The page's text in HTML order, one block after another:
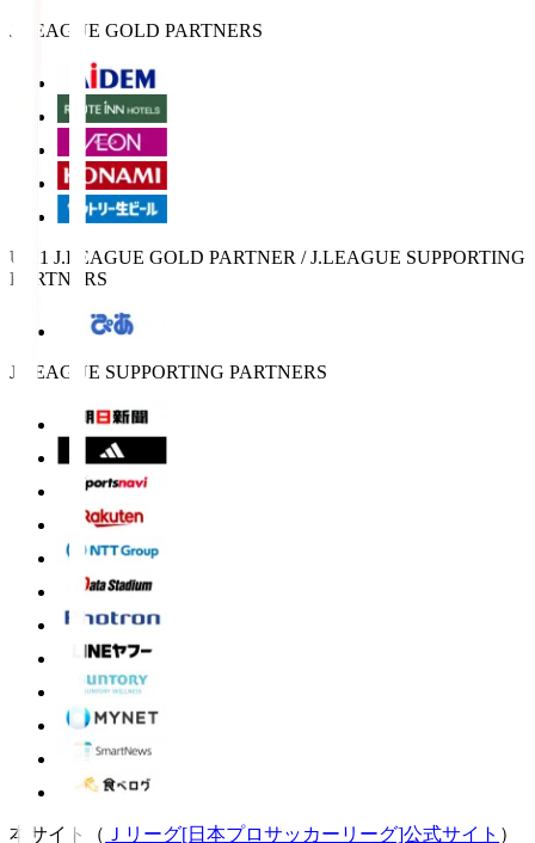
J.LEAGUE GOLD PARTNERS
U-21 J.LEAGUE GOLD PARTNER / J.LEAGUE SUPPORTING
PARTNERS
J.LEAGUE SUPPORTING PARTNERS
本サイト（ Ｊリーグ[日本プロサッカーリーグ]公式サイト ）